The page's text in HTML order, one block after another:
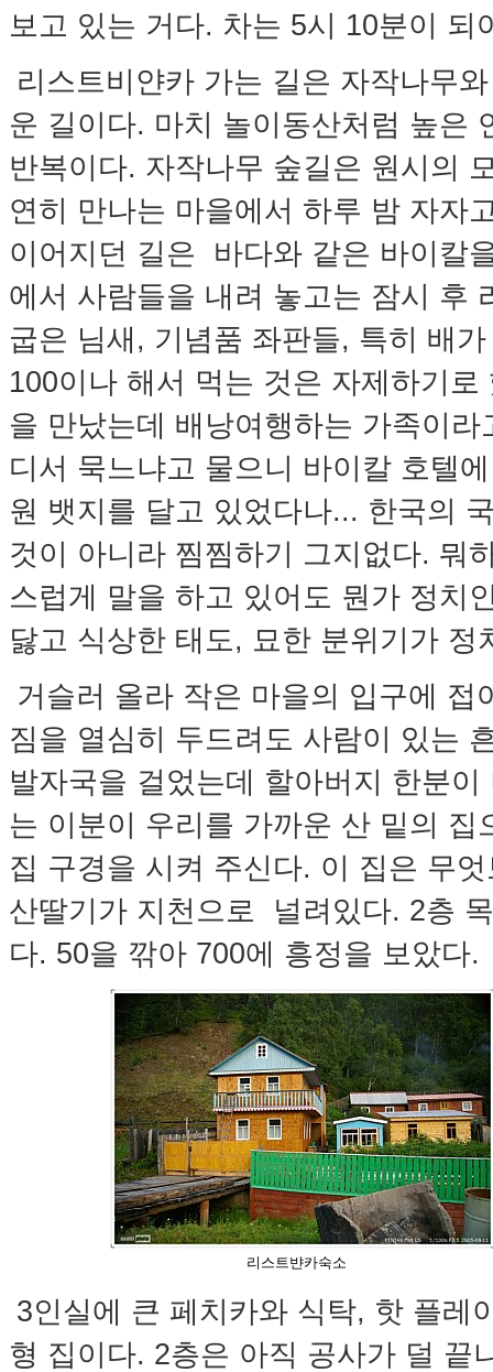
보고 있는 거다. 차는 5시 10분이 되
리스트비얀카 가는 길은 자작나무
운 길이다. 마치 놀이동산처럼 높은
반복이다. 자작나무 숲길은 원시의
연히 만나는 마을에서 하루 밤 자자
이어지던 길은 바다와 같은 바이칼
에서 사람들을 내려 놓고는 잠시 후
굽은 님새, 기념품 좌판들, 특히 배
100이나 해서 먹는 것은 자제하기
을 만났는데 배낭여행하는 가족이
디서 묵느냐고 물으니 바이칼 호텔
원 뱃지를 달고 있었다나... 한국의
것이 아니라 찜찜하기 그지없다. 뭐
스럽게 말을 하고 있어도 뭔가 정치
닳고 식상한 태도, 묘한 분위기가
거슬러 올라 작은 마을의 입구에
짐을 열심히 두드려도 사람이 있는
발자국을 걸었는데 할아버지 한분
는 이분이 우리를 가까운 산 밑의
집 구경을 시켜 주신다. 이 집은 무
산딸기가 지천으로 널려있다. 2층
다. 50을 깎아 700에 흥정을 보았다.
리스트뱐카숙소
3인실에 큰 페치카와 식탁, 핫 플레
형 집이다. 2층은 아직 공사가 덜 끝